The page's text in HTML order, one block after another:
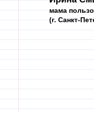
мама
(г. Санкт-